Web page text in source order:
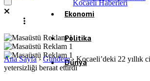
Ekonomi
Politika
Dünya
Ana Sayfa› Gündem› Kocaeli’deki 22 yıllık
yetersizliği beraat ettirdi